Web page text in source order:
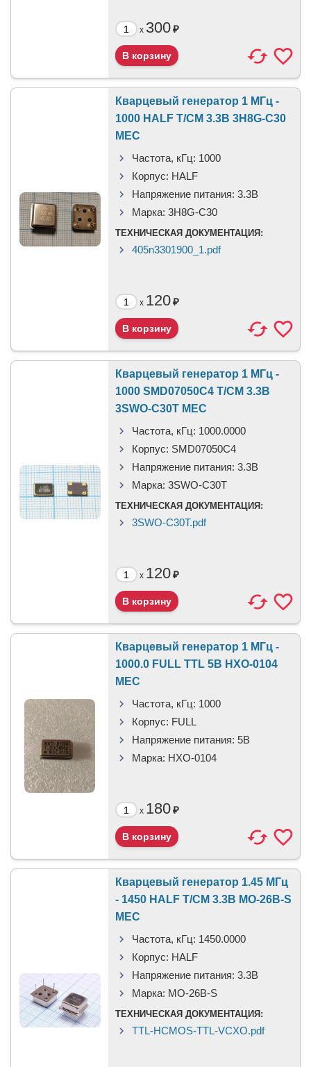
x 300₽
Кварцевый генератор 1 МГц -
1000 HALF T/CM 3.3В 3H8G-C30
MEC
Частота, кГц: 1000
Корпус: HALF
Напряжение питания: 3.3В
Марка: 3H8G-C30
ТЕХНИЧЕСКАЯ ДОКУМЕНТАЦИЯ:
405n3301900_1.pdf
x 120₽
Кварцевый генератор 1 МГц -
1000 SMD07050C4 T/CM 3.3В
3SWO-C30T MEC
Частота, кГц: 1000.0000
Корпус: SMD07050C4
Напряжение питания: 3.3В
Марка: 3SWO-C30T
ТЕХНИЧЕСКАЯ ДОКУМЕНТАЦИЯ:
3SWO-C30T.pdf
x 120₽
Кварцевый генератор 1 МГц -
1000.0 FULL TTL 5В HXO-0104
MEC
Частота, кГц: 1000
Корпус: FULL
Напряжение питания: 5В
Марка: HXO-0104
x 180₽
Кварцевый генератор 1.45 МГц
- 1450 HALF T/CM 3.3В MO-26B-S
MEC
Частота, кГц: 1450.0000
Корпус: HALF
Напряжение питания: 3.3В
Марка: MO-26B-S
ТЕХНИЧЕСКАЯ ДОКУМЕНТАЦИЯ:
TTL-HCMOS-TTL-VCXO.pdf